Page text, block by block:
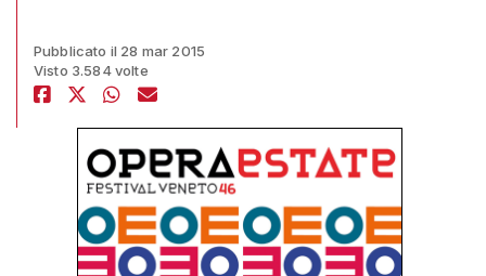
Pubblicato il 28 mar 2015
Visto 3.584 volte